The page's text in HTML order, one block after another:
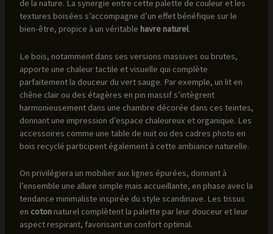
de la nature. La synergie entre cette palette de couleur et les
textures boisées s’accompagne d’un effet bénéfique sur le
bien-être, propice à un véritable havre naturel.
Le bois, notamment dans ses versions massives ou brutes,
apporte une chaleur tactile et visuelle qui complète
parfaitement la douceur du vert sauge. Par exemple, un lit en
chêne clair ou des étagères en pin massif s’intègrent
harmonieusement dans une chambre décorée dans ces teintes,
donnant une impression d’espace chaleureux et organique. Les
accessoires comme une table de nuit ou des cadres photo en
bois recyclé participent également à cette ambiance naturelle.
On privilégiera un mobilier aux lignes épurées, donnant à
l’ensemble une allure simple mais accueillante, en phase avec la
tendance minimaliste inspirée du style scandinave. Les tissus
en cotonnaturel complètent la palette par leur douceur et leur
aspect respirant, favorisant un confort optimal.